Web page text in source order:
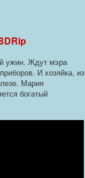
ужин. Ждут мэра
И хозяйка, из
Мария
богатый